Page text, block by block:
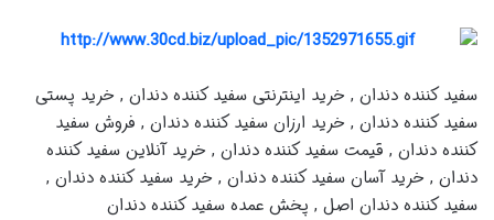
سفید کننده دندان , خرید اینترنتی سفید کننده دندان , خرید پستی
سفید کننده دندان , خرید ارزان سفید کننده دندان , فروش سفید
کننده دندان , قیمت سفید کننده دندان , خرید آنلاین سفید کننده
دندان , خرید آسان سفید کننده دندان , خرید سفید کننده دندان ,
سفید کننده دندان اصل , پخش عمده سفید کننده دندان